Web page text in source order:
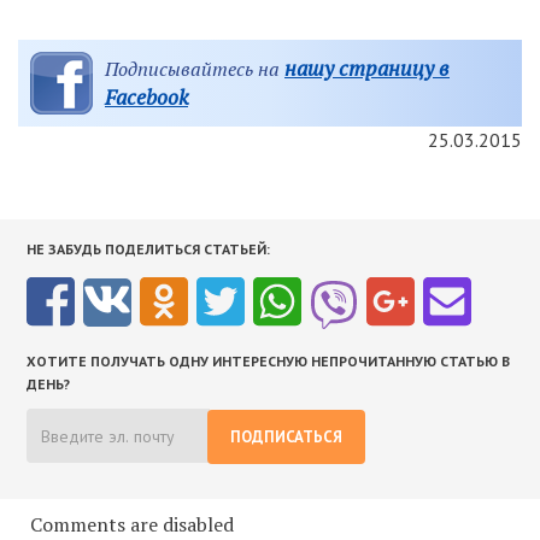
Подписывайтесь на нашу страницу в
Facebook
25.03.2015
НЕ ЗАБУДЬ ПОДЕЛИТЬСЯ СТАТЬЕЙ:
ХОТИТЕ ПОЛУЧАТЬ ОДНУ ИНТЕРЕСНУЮ НЕПРОЧИТАННУЮ СТАТЬЮ В
ДЕНЬ?
ПОДПИСАТЬСЯ
Comments are disabled